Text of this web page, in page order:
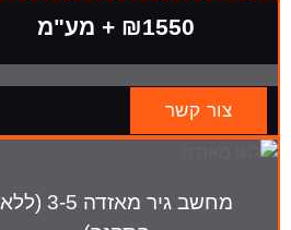
₪1550 + מע"מ
צור קשר
מחשב גיר מאזדה 3-5 (ללא